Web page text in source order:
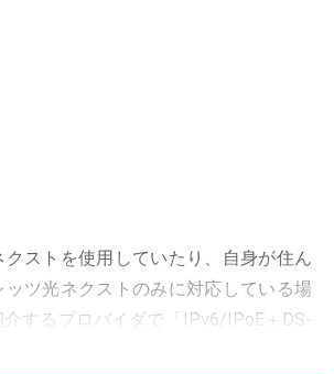
ストを使用していたり、自身が住ん
ッツ光ネクストのみに対応している場
するプロバイダで「IPv6/IPoE＋DS-